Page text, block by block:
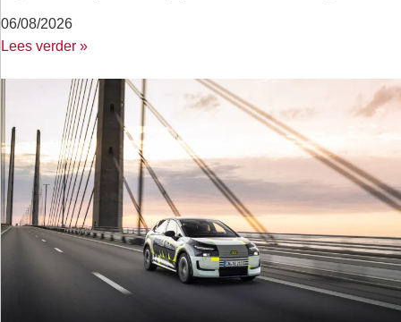
06/08/2026
Lees verder »